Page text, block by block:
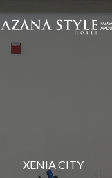
XENIA CITY